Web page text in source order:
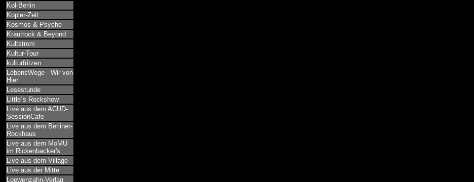
Kol-Berlin
Kopier-Zeit
Kosmos & Psyche
Krautrock & Beyond
Kultstrom
Kultur-Tour
kulturfritzen
LebensWege - Wir von
Hier
Lesestunde
Little´s Rockshow
Live aus dem ACUD-
SessionCafe
Live aus dem Berliner-
Rockhaus
Live aus dem MoMU
im Rickenbacker's
Live aus dem Village
Live aus der Mitte
Loewenzahn-Verlag